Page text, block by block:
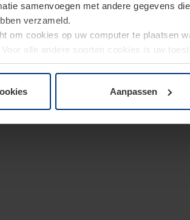
samenvoegen met andere gegevens
verzameld.
om cookies op uw computer te plaatsen
alle andere soorten cookies is uw
op paginaPrivacyverklaringop
Aanpassen